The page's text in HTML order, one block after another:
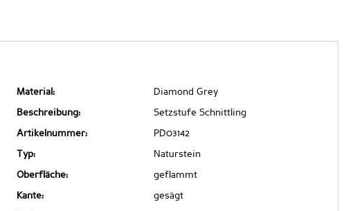
Material: Diamond Grey
Beschreibung: Setzstufe Schnittling
Artikelnummer: PD03142
Typ: Naturstein
Oberfläche: geflammt
Kante: gesägt